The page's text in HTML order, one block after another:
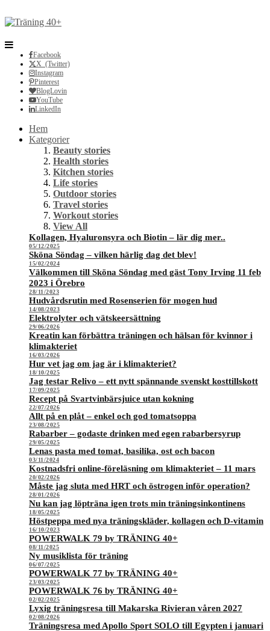
Facebook
X (Twitter)
Instagram
Pinterest
BlogLovin
YouTube
LinkedIn
Hem
Kategorier
Beauty stories
Health stories
Kitchen stories
Life stories
Outdoor stories
Travel stories
Workout stories
View All
Kollagen, Hyaluronsyra och Biotin – lär dig mer..
05/12/2025
Sköna Söndag – vilken härlig dag det blev!
15/02/2024
Välkommen till Sköna Söndag med gäst Tony Irving 11 feb
2023 i Örebro
28/11/2023
Hudvårdsrutin med Rosenserien för mogen hud
14/08/2023
Elektrolyter och vätskeersättning
29/06/2026
Kreatin kan förbättra träningen och hälsan för kvinnor i
klimakteriet
16/03/2026
Hur vet jag om jag är i klimakteriet?
18/10/2025
Jag testar Relivo – ett nytt spännande svenskt kosttillskott
17/09/2025
Recept på Svartvinbärsjuice utan kokning
22/07/2026
Allt på en plåt – enkel och god tomatsoppa
23/08/2025
Rabarber – godaste drinken med egen rabarbersyrup
29/05/2025
Lenas pasta med tomat, basilika, ost och bacon
03/11/2024
Kostnadsfri online-föreläsning om klimakteriet – 11 mars
20/02/2026
Måste jag sluta med HRT och östrogen inför operation?
28/01/2026
Nu kan jag löpträna igen trots min träningsinkontinens
18/05/2025
Höstpeppa med nya träningskläder, kollagen och D-vitamin
16/10/2023
POWERWALK 79 by TRÄNING 40+
08/11/2025
Ny musiklista för träning
06/07/2025
POWERWALK 77 by TRÄNING 40+
23/03/2025
POWERWALK 76 by TRÄNING 40+
02/02/2025
Lyxig träningsresa till Makarska Rivieran våren 2027
02/08/2026
Träningsresa med Apollo Sport SOLO till Egypten i januari